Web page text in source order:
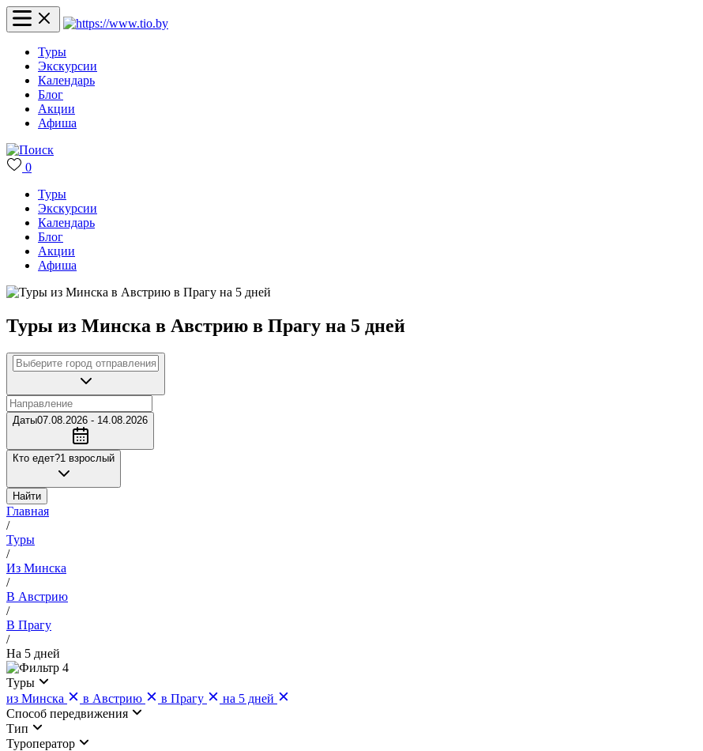
Туры
Экскурсии
Календарь
Блог
Акции
Афиша
0
Туры
Экскурсии
Календарь
Блог
Акции
Афиша
Туры из Минска в Австрию в Прагу на 5 дней
Даты07.08.2026 - 14.08.2026
Кто едет?1 взрослый
Найти
Главная
/
Туры
/
Из Минска
/
В Австрию
/
В Прагу
/
На 5 дней
4
Туры
из Минска
в Австрию в Прагу
на 5 дней
Cпособ передвижения
Тип
Туроператор